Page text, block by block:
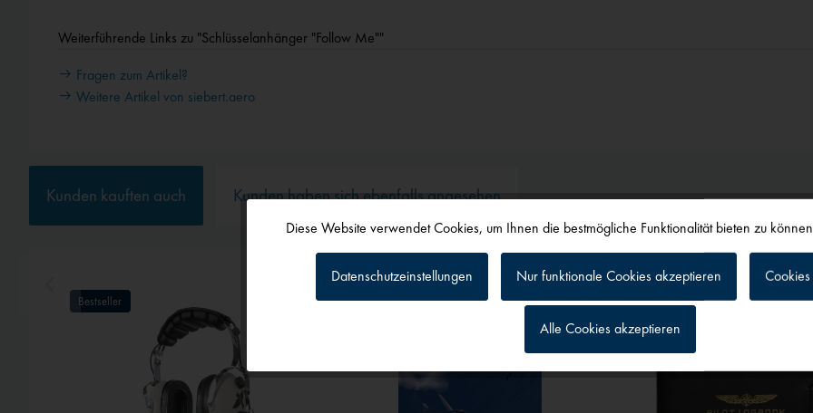
Weiterführende Links zu "Schlüsselanhänger "Follow Me""
Fragen zum Artikel?
Weitere Artikel von siebert.aero
Kunden kauften auch Kunden haben sich ebenfalls angesehen
Bestseller Tracking
Diese Website verwendet Cookies, um Ihnen die bestmögliche Funktionalität bieten zu
Datenschutzeinstellungen Nur funktionale Cookies akzeptieren
Alle Cookies akzeptieren